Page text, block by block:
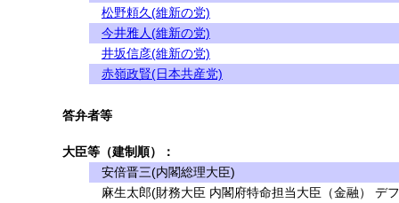
松野頼久(維新の党)
今井雅人(維新の党)
井坂信彦(維新の党)
赤嶺政賢(日本共産党)
答弁者等
大臣等（建制順）：
安倍晋三(内閣総理大臣)
麻生太郎(財務大臣 内閣府特命担当大臣（金融） デ